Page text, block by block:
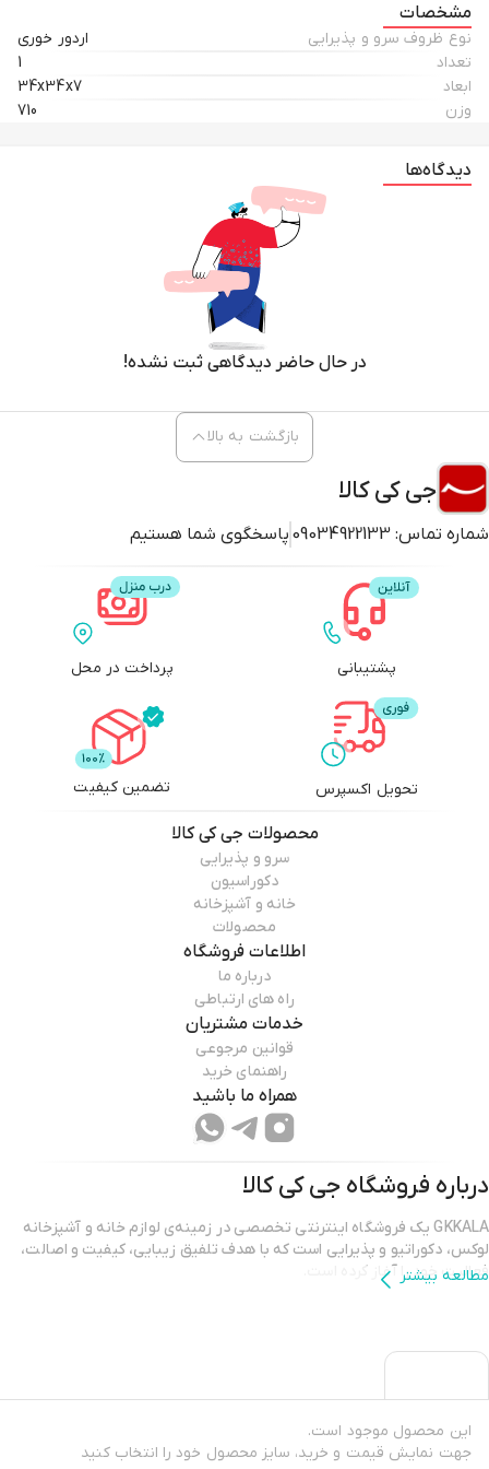
این محصول موجود است.
جهت نمایش قیمت و خرید، سایز محصول خود را انتخاب کنید
مشخصات
نوع ظروف سرو و پذیرایی
اردور خوری
تعداد
1
ابعاد
34x34x7
وزن
710
دیدگاه‌ها
در حال حاضر دیدگاهی ثبت نشده!
جی کی کالا
شماره تماس: 09034922133 پاسخگوی شما هستیم
بازگشت به بالا
پشتیبانی پرداخت در محل
تحویل اکسپرس تضمین کیفیت
محصولات جی کی کالا
سرو و پذیرایی
دکوراسیون
خانه و آشپزخانه
محصولات
اطلاعات فروشگاه
درباره ما
راه های ارتباطی
خدمات مشتریان
قوانین مرجوعی
راهنمای خرید
همراه ما باشید
درباره فروشگاه جی کی کالا
GKKALA یک فروشگاه اینترنتی تخصصی در زمینه‌ی لوازم خانه و آشپزخانه
لوکس، دکوراتیو و پذیرایی است که با هدف تلفیق زیبایی، کیفیت و اصالت،
فعالیت خود را آغاز کرده است.
در دنیای امروز، خانه دیگر فقط یک فضای فیزیکی نیست؛ بلکه نمادی از سبک
مطالعه بیشتر